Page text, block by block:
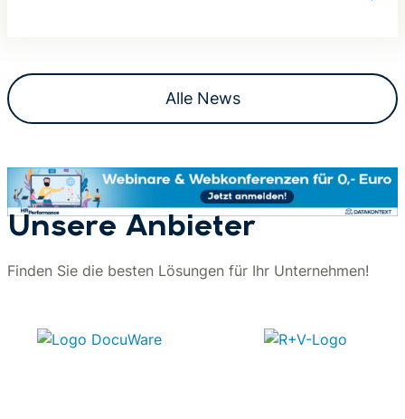
Alle News
Unsere Anbieter
Finden Sie die besten Lösungen für Ihr Unternehmen!